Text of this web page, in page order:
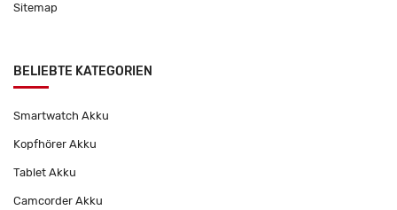
Sitemap
BELIEBTE KATEGORIEN
Smartwatch Akku
Kopfhörer Akku
Tablet Akku
Camcorder Akku